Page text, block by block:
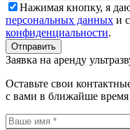
Нажимая кнопку, я
персональных данных и
конфиденциальности.
Отправить
Заявка на аренду
Оставьте свои
с вами в ближайше